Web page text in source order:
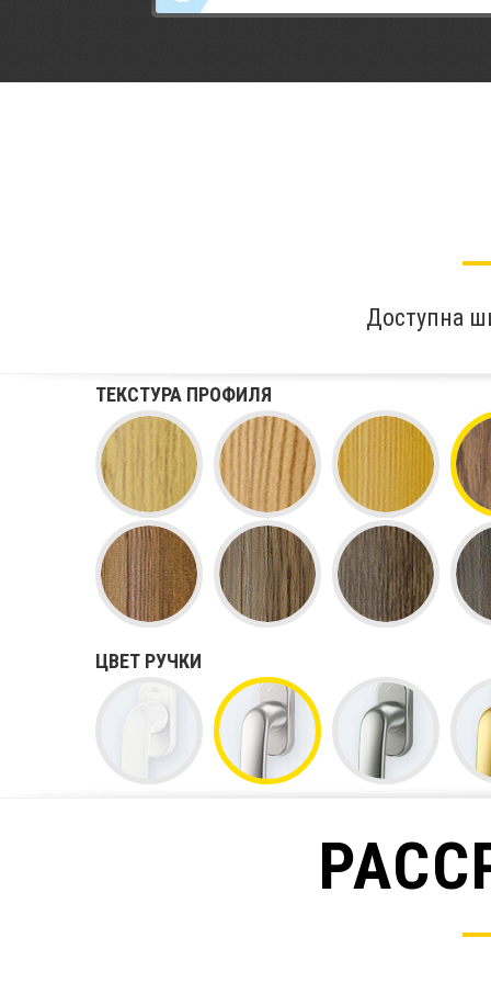
Доступна
ТЕКСТУРА ПРОФИЛЯ
ЦВЕТ РУЧКИ